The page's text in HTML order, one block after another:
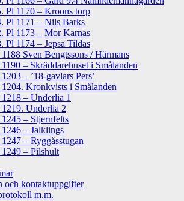
Pl 1170 – Kroons torp
Pl 1171 – Nils Barks
Pl 1173 – Mor Karnas
Pl 1174 – Jepsa Tildas
Sven Bengtssons / Härmans
– Skräddarehuset i Smålanden
– ’18-gavlars Pers’
1204. Kronkvists i Smålanden
1218 – Underlia 1
1219. Underlia 2
– Stjernfelts
– Jalklings
– Ryggåsstugan
1249 – Pilshult
och kontaktuppgifter
m.m.